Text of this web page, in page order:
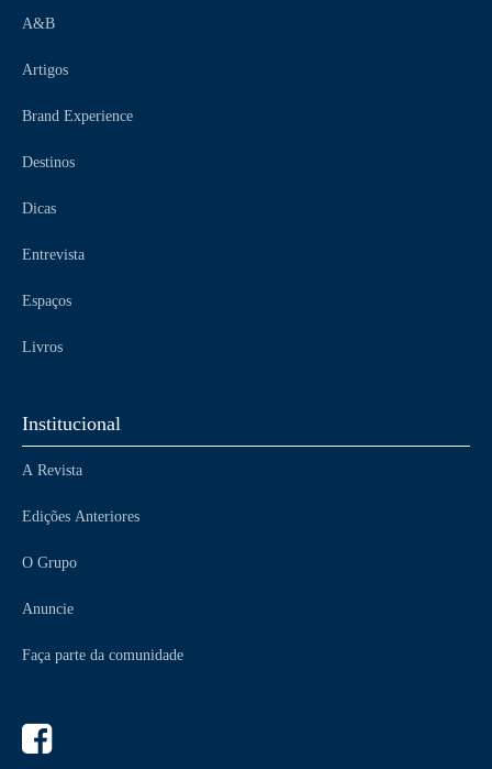
A&B
Artigos
Brand Experience
Destinos
Dicas
Entrevista
Espaços
Livros
Institucional
A Revista
Edições Anteriores
O Grupo
Anuncie
Faça parte da comunidade